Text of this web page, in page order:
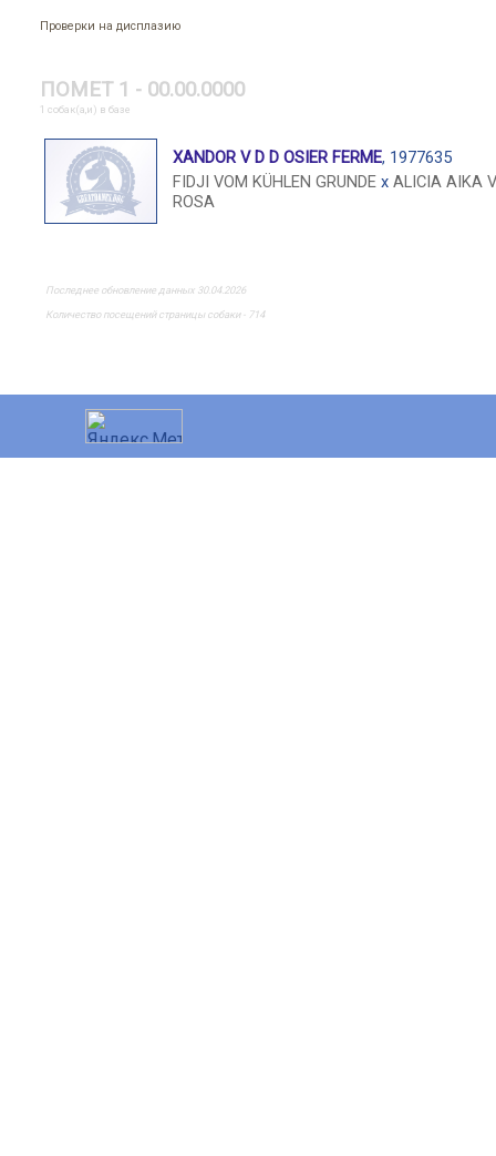
Проверки на дисплазию
ПОМЕТ 1 - 00.00.0000
1 собак(а,и) в базе
XANDOR V D D OSIER FERME, 1977635
FIDJI VOM KÜHLEN GRUNDE x ALICIA AIKA
ROSA
Последнее обновление данных 30.04.2026
Количество посещений страницы собаки - 714